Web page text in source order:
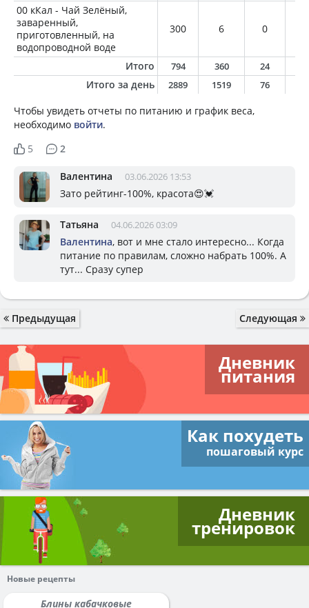
00 кКал - Чай Зелёный,
заваренный,
приготовленный, на
водопроводной воде
300 6 0
Итого 794 360 24
Итого за день 2889 1519 76
Чтобы увидеть отчеты по питанию и график веса,
необходимо войти.
5
2
Валентина 03.06.2026 13:53
Зато рейтинг-100%, красота😍💓
Татьяна 04.06.2026 03:09
Валентина, вот и мне стало интересно... Когда
питание по правилам, сложно набрать 100%. А
тут... Сразу супер
Предыдущая Следующая
Дневник
питания
Как похудеть
пошаговый курс
Дневник
тренировок
Новые рецепты
Блины кабачковые